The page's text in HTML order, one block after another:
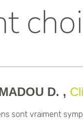
D. ,
sont vraiment